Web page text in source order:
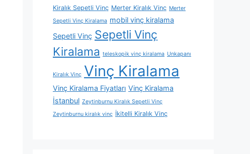
Kiralık Sepetli Vinç Merter Kiralık Vinç Merter
Sepetli Vinç Kiralama mobil vinç kiralama
Sepetli Vinç Sepetli Vinç
Kiralama teleskopik vinç kiralama Unkapanı
Kiralık Vinç Vinç Kiralama
Vinç Kiralama Fiyatları Vinç Kiralama
İstanbul Zeytinburnu Kiralık Sepetli Vinç
Zeytinburnu kiralık vinç İkitelli Kiralık Vinç